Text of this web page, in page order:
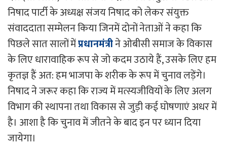
निषाद पार्टी के अध्यक्ष संजय निषाद को लेकर संयुक्त
संवाददाता सम्मेलन किया जिनमें दोनों नेताओं ने कहा कि
पिछले सात सालों मेंप्रधानमंत्रीने ओबीसी समाज के विकास
के लिए धारावाहिक रूप से जो कदम उठाये हैं, उसके लिए हम
कृतज्ञ हैं अत: हम भाजपा के शरीक के रूप में चुनाव लड़ेंगे।
निषाद ने जरूर कहा कि राज्य में मत्स्यजीवियों के लिए अलग
विभाग की स्थापना तथा विकास से जुड़ी कई घोषणाएं अधर में
है। आशा है कि चुनाव में जीतने के बाद इन पर ध्यान दिया
जायेगा।